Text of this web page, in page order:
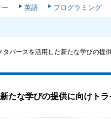
英語 プログラミング
タバースを活用した新たな学びの提
たな学びの提供に向けト